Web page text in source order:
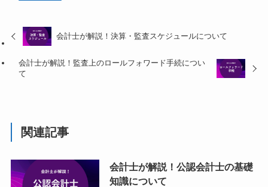
会計士が解説！決算・監査スケジュールについて
会計士が解説！監査上のロールフォワード手続につい
て
関連記事
会計士が解説！公認会計士の基礎
知識について